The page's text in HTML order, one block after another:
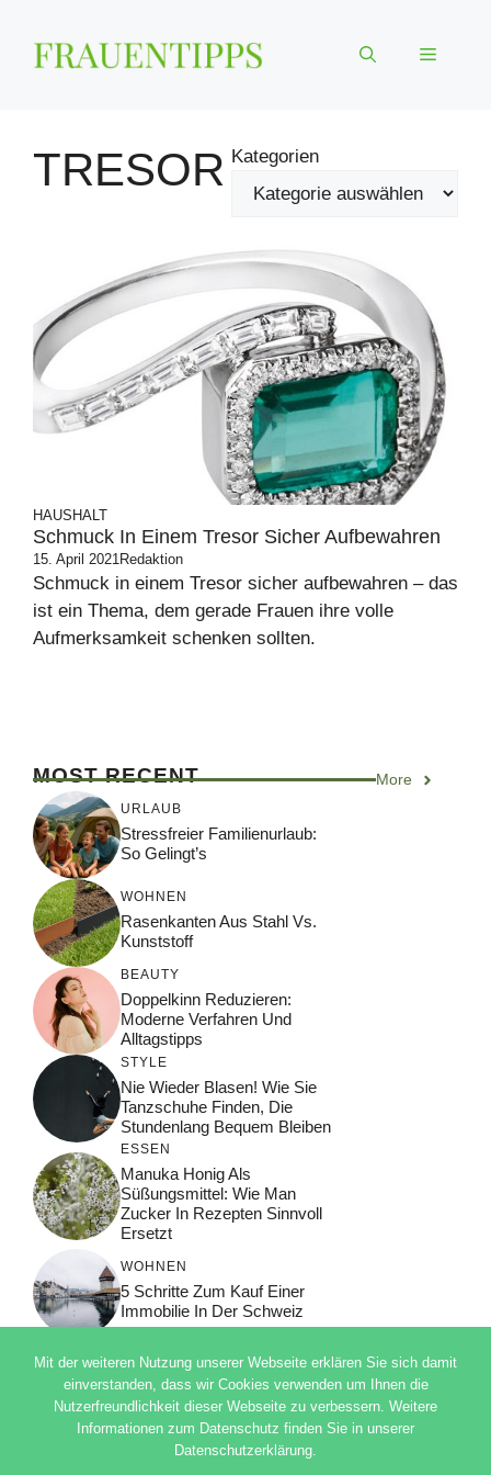
Inhalt
springen
Menü
TRESOR Kategorien
HAUSHALT
Schmuck In Einem Tresor Sicher Aufbewahren
15. April 2021Redaktion
Schmuck in einem Tresor sicher aufbewahren – das
ist ein Thema, dem gerade Frauen ihre volle
Aufmerksamkeit schenken sollten.
MOST RECENT More
URLAUB
Stressfreier Familienurlaub:
So Gelingt’s
WOHNEN
Rasenkanten Aus Stahl Vs.
Kunststoff
BEAUTY
Doppelkinn Reduzieren:
Moderne Verfahren Und
Alltagstipps
STYLE
Nie Wieder Blasen! Wie Sie
Tanzschuhe Finden, Die
Stundenlang Bequem Bleiben
ESSEN
Manuka Honig Als
Süßungsmittel: Wie Man
Zucker In Rezepten Sinnvoll
Ersetzt
WOHNEN
5 Schritte Zum Kauf Einer
Immobilie In Der Schweiz
© 2026 ADSIMPLE
DATENSCHUTZERKLÄRUNG
Mit der weiteren Nutzung unserer Webseite erklären Sie sich damit
einverstanden, dass wir Cookies verwenden um Ihnen die
Nutzerfreundlichkeit dieser Webseite zu verbessern. Weitere
Informationen zum Datenschutz finden Sie in unserer
Datenschutzerklärung.